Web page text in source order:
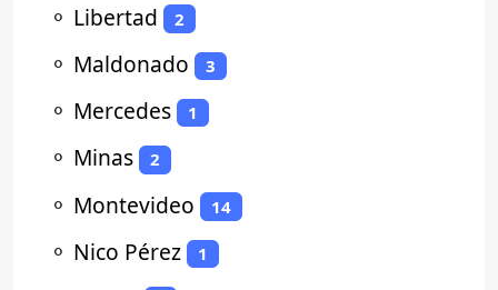
⚬ Libertad 2
⚬ Maldonado 3
⚬ Mercedes 1
⚬ Minas 2
⚬ Montevideo 14
⚬ Nico Pérez 1